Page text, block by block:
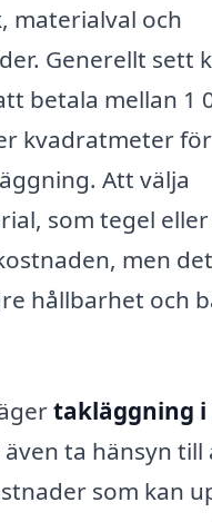
materialval och
Generellt sett
betala mellan 1
kvadratmeter
Att välja
som tegel
men
hållbarhet och
takläggning
ta hänsyn till
som kan